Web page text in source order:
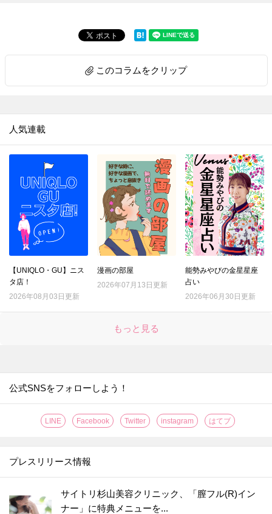
このコラムをクリップ
人気連載
【UNIQLO・GU】ニス
タ店！
2026年08月03日更新
漫画の部屋
2026年07月13日更新
能勢みやびの金星星座
占い
2026年06月30日更新
もっと見る
公式SNSをフォローしよう！
LINE Facebook Twitter instagram はてブ
プレスリリース情報
サイトリ杉山美容クリニック、「膣フル(R)イン
ナー」に特典メニューを...